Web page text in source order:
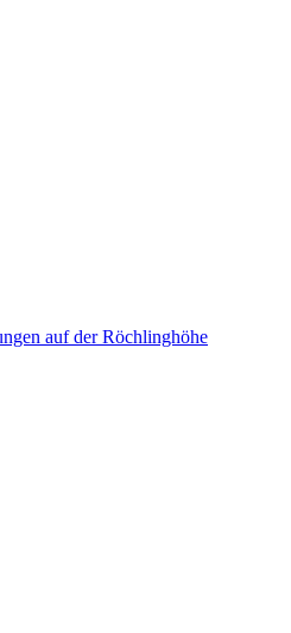
auf der Röchlinghöhe